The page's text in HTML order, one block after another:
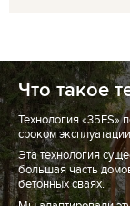
Что такое
Технология «35FS»
сроком
Эта технология
большая часть
бетонных сваях.